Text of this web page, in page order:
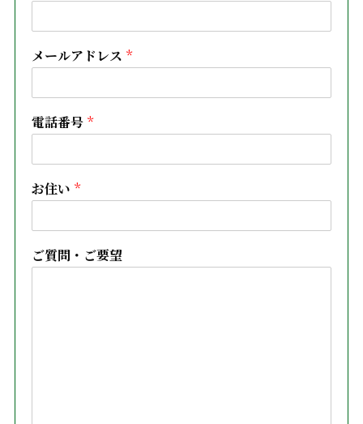
メールアドレス *
電話番号 *
お住い *
ご質問・ご要望